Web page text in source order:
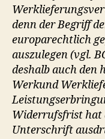
denn der Begriff
europarechtlich
auszulegen (vgl.
deshalb auch den
Werkund
Widerrufsfrist hat
Unterschrift